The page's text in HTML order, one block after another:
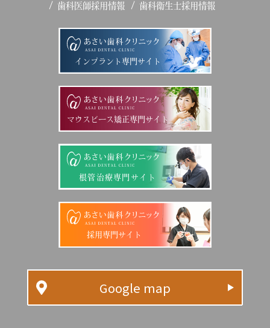
歯科医師採用情報
歯科衛生士採用情報
インプラント専門サイト
マウスピース矯正専門サイト
根管治療専門サイト
採用専門サイト
Google map